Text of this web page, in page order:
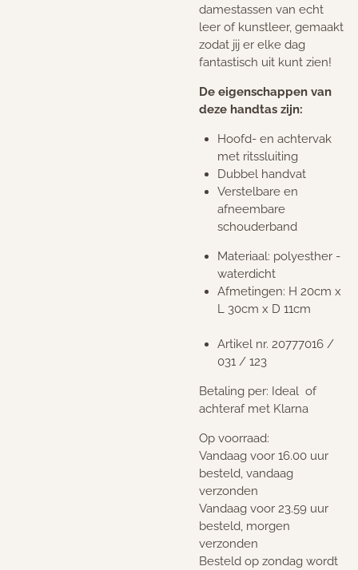
damestassen van echt
leer of kunstleer, gemaakt
zodat jij er elke dag
fantastisch uit kunt zien!
De eigenschappen van
deze handtas zijn:
Hoofd- en achtervak
met ritssluiting
Dubbel handvat
Verstelbare en
afneembare
schouderband
Materiaal: polyesther -
waterdicht
Afmetingen: H 20cm x
L 30cm x D 11cm
Artikel nr. 20777016 /
031 / 123
Betaling per: Ideal of
achteraf met Klarna
Op voorraad:
Vandaag voor 16.00 uur
besteld, vandaag
verzonden
Vandaag voor 23.59 uur
besteld, morgen
verzonden
Besteld op zondag wordt